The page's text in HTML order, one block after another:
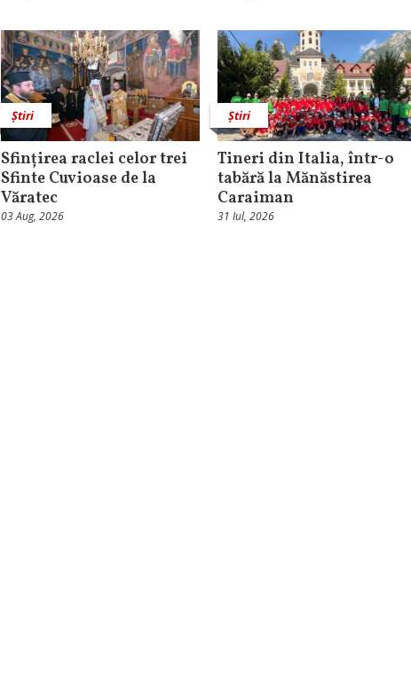
Știri
Sfințirea raclei celor trei
Sfinte Cuvioase de la
Văratec
03 Aug, 2026
Știri
Tineri din Italia, într-o
tabără la Mănăstirea
Caraiman
31 Iul, 2026